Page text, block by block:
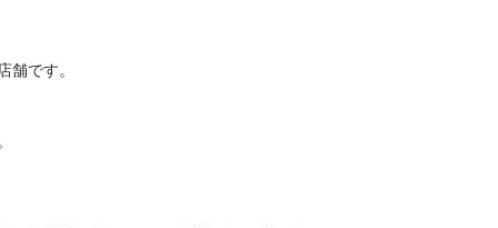
舗です。